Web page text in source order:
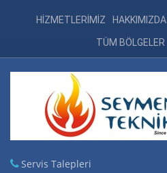
HİZMETLERİMİZ HAKKIMIZDA
TÜM BÖLGELER
Servis Talepleri